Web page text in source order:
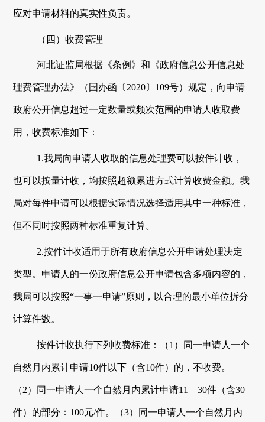
应对申请材料的真实性负责。
（四）收费管理
河北证监局根据《条例》和 《政府信息公开信息处
理费管理办法》 （国办函〔 2020〕109号）规定，向申请
政府公开信息超过一定数量或频次范围的申请人收取费
用，收费标准如下：
1.我局向申请人收取的信息处理费可以按件计收，
也可以按量计收，均按照超额累进方式计算收费金额。我
局对每件申请可以根据实际情况选择适用其中一种标准，
但不同时按照两种标准重复计算。
2.按件计收适用于所有政府信息公开申请处理决定
类型。申请人的一份政府信息公开申请包含多项内容的，
我局可以按照“一事一申请”原则，以合理的最小单位拆分
计算件数。
按件计收执行下列收费标准： （1 ） 同一申请人一个
自然月内累计申请10件以下（含10件）的，不收费。
（2） 同一申请人一个自然月内累计申请11—30件（含30
件）的部分：100元/件。（3） 同一申请人一个自然月内